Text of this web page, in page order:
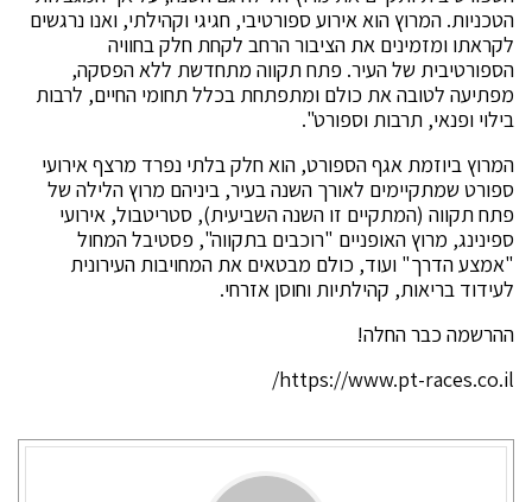
הטכניות. המרוץ הוא אירוע ספורטיבי, חגיגי וקהילתי, ואנו נרגשים
לקראתו ומזמינים את הציבור הרחב לקחת חלק בחוויה
הספורטיבית של העיר. פתח תקווה מתחדשת ללא הפסקה,
מפתיעה לטובה את כולם ומתפתחת בכלל תחומי החיים, לרבות
בילוי ופנאי, תרבות וספורט".
המרוץ ביוזמת אגף הספורט, הוא חלק בלתי נפרד מרצף אירועי
ספורט שמתקיימים לאורך השנה בעיר, ביניהם מרוץ הלילה של
פתח תקווה (המתקיים זו השנה השביעית), סטריטבול, אירועי
ספינינג, מרוץ האופניים "רוכבים בתקווה", פסטיבל המחול
"אמצע הדרך" ועוד, כולם מבטאים את המחויבות העירונית
לעידוד בריאות, קהילתיות וחוסן אזרחי.
ההרשמה כבר החלה!
https://www.pt-races.co.il/